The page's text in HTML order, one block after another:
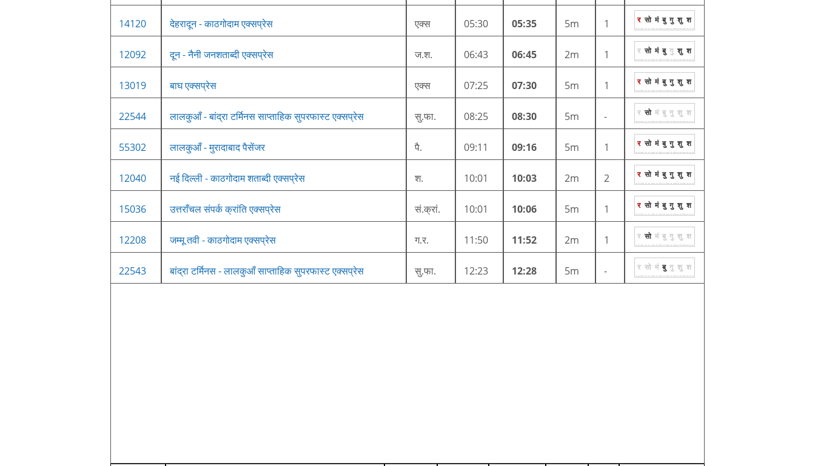
14120 देहरादून - काठगोदाम एक्सप्रेस एक्स 05:30 05:35 5m 1 र सो मं बु गु शु श
12092 दून - नैनी जनशताब्दी एक्सप्रेस ज.श. 06:43 06:45 2m 1 र सो मं बु गु शु श
13019 बाघ एक्सप्रेस एक्स 07:25 07:30 5m 1 र सो मं बु गु शु श
22544 लालकुआँ - बांद्रा टर्मिनस साप्ताहिक सुपरफास्ट एक्सप्रेस सु.फा. 08:25 08:30 5m - र सो मं बु गु शु श
55302 लालकुआँ - मुरादाबाद पैसेंजर पै. 09:11 09:16 5m 1 र सो मं बु गु शु श
12040 नई दिल्ली - काठगोदाम शताब्दी एक्सप्रेस श. 10:01 10:03 2m 2 र सो मं बु गु शु श
15036 उत्तराँचल संपर्क क्रांति एक्सप्रेस सं.क्रां. 10:01 10:06 5m 1 र सो मं बु गु शु श
12208 जम्मू तवी - काठगोदाम एक्सप्रेस ग.र. 11:50 11:52 2m 1 र सो मं बु गु शु श
22543 बांद्रा टर्मिनस - लालकुआँ साप्ताहिक सुपरफास्ट एक्सप्रेस सु.फा. 12:23 12:28 5m - र सो मं बु गु शु श